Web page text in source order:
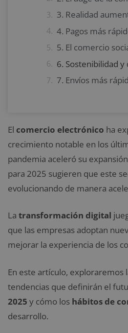
4. Pagos más
6. Sostenibilidad
7. Envíos más
El comercio electrónico ha
crecimiento notable en los
pandemia aceleró su
para 2025 sugieren que este
evolucionando de manera
La transformación digital
que las empresas adoptan
mejorar la experiencia de los
En este artículo, exploraremos
tendencias que definirán el
2025 y cómo los hábitos de
desarrollo.